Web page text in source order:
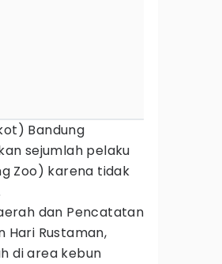
Bandung
sejumlah pelaku
Zoo) karena tidak
dan Pencatatan
Hari Rustaman,
di area kebun